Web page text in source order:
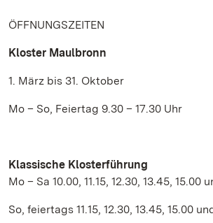
ÖFFNUNGSZEITEN
Kloster Maulbronn
1. März bis 31. Oktober
Mo – So, Feiertag 9.30 – 17.30 Uhr
Klassische Klosterführung
Mo – Sa 10.00, 11.15, 12.30, 13.45, 15.00
So, feiertags 11.15, 12.30, 13.45, 15.00